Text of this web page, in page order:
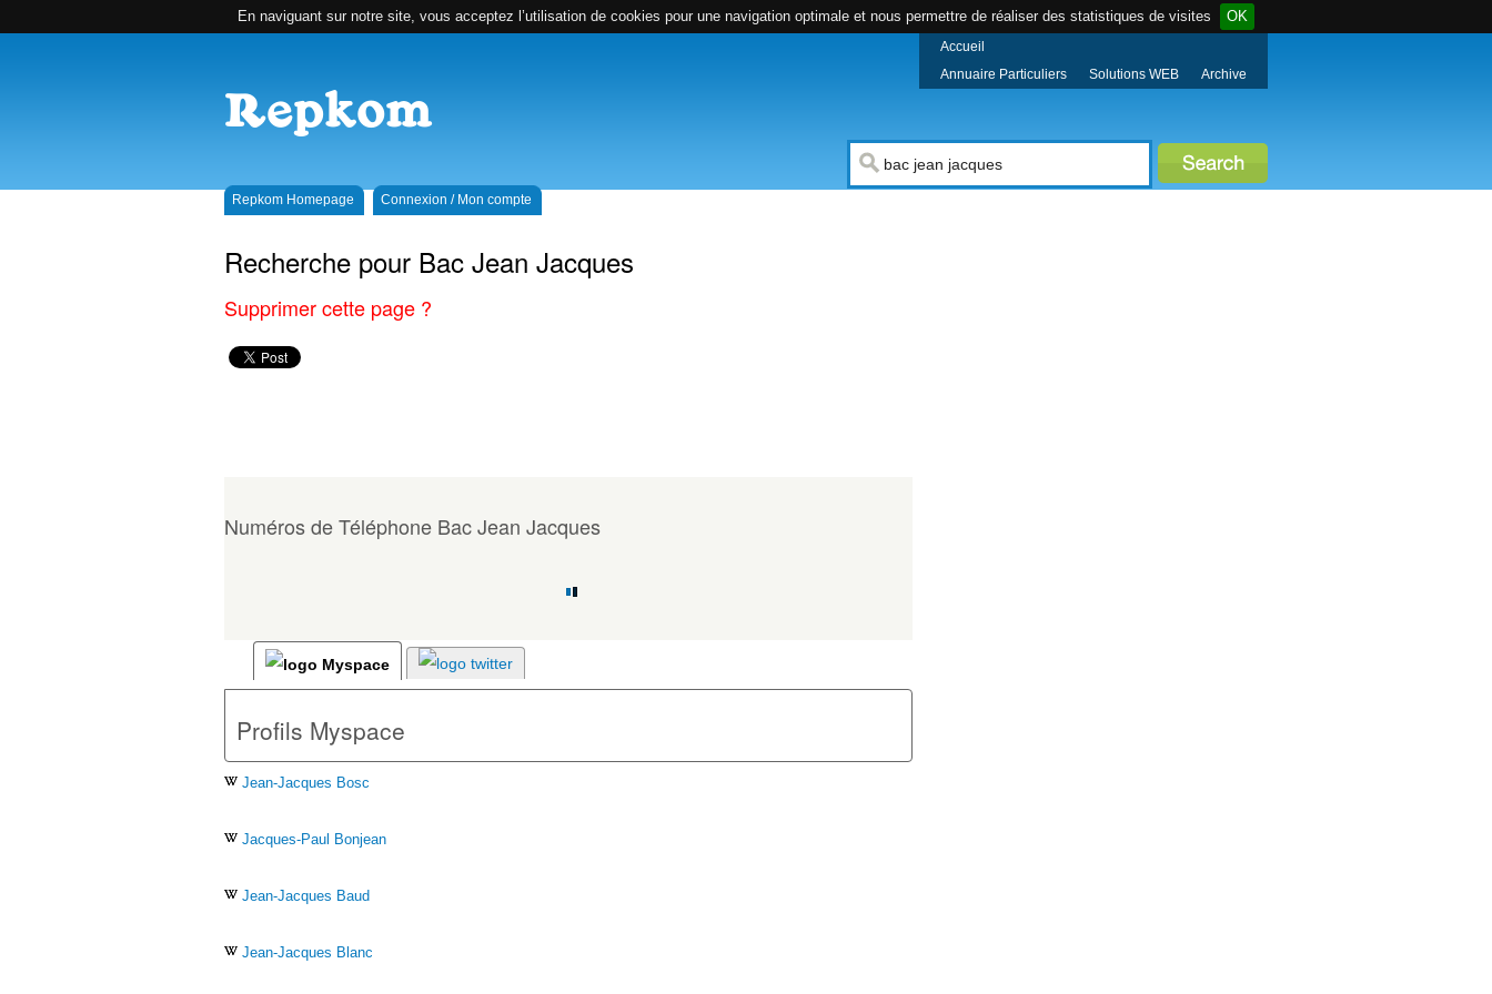
En naviguant sur notre site, vous acceptez l’utilisation de cookies pour une navigation optimale et nous permettre de réaliser des statistiques de visites OK
Accueil
Annuaire Particuliers
Solutions WEB Archive
Repkom Homepage Connexion / Mon compte
Recherche pour Bac Jean Jacques
Supprimer cette page ?
Numéros de Téléphone Bac Jean Jacques
Profils Myspace
Jean-Jacques Bosc
Jacques-Paul Bonjean
Jean-Jacques Baud
Jean-Jacques Blanc